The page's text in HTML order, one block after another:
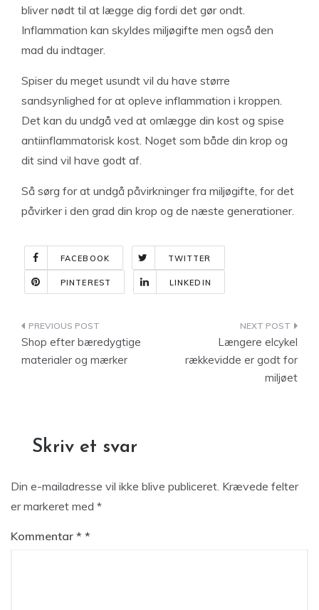
bliver nødt til at lægge dig fordi det gør ondt.
Inflammation kan skyldes miljøgifte men også den
mad du indtager.
Spiser du meget usundt vil du have større
sandsynlighed for at opleve inflammation i kroppen.
Det kan du undgå ved at omlægge din kost og spise
antiinflammatorisk kost. Noget som både din krop og
dit sind vil have godt af.
Så sørg for at undgå påvirkninger fra miljøgifte, for det
påvirker i den grad din krop og de næste generationer.
FACEBOOK TWITTER
PINTEREST LINKEDIN
Indlægsnavigation
Shop efter bæredygtige
materialer og mærker
Længere elcykel
rækkevidde er godt for
miljøet
Skriv et svar
Din e-mailadresse vil ikke blive publiceret. Krævede felter
er markeret med *
Kommentar *